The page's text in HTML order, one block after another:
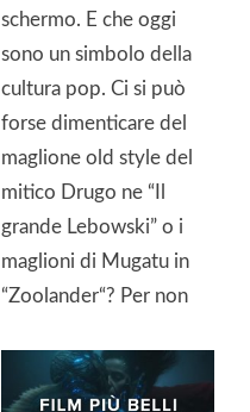
schermo. E che oggi
sono un simbolo della
cultura pop. Ci si può
forse dimenticare del
maglione old style del
mitico Drugo ne “Il
grande Lebowski” o i
maglioni di Mugatu in
“Zoolander“? Per non
Natale, croce e delizia
[…]